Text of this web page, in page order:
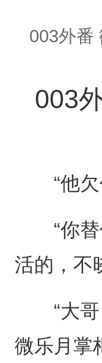
003外番
003
“他欠
“你替
活的，不
“大哥
微乐月掌